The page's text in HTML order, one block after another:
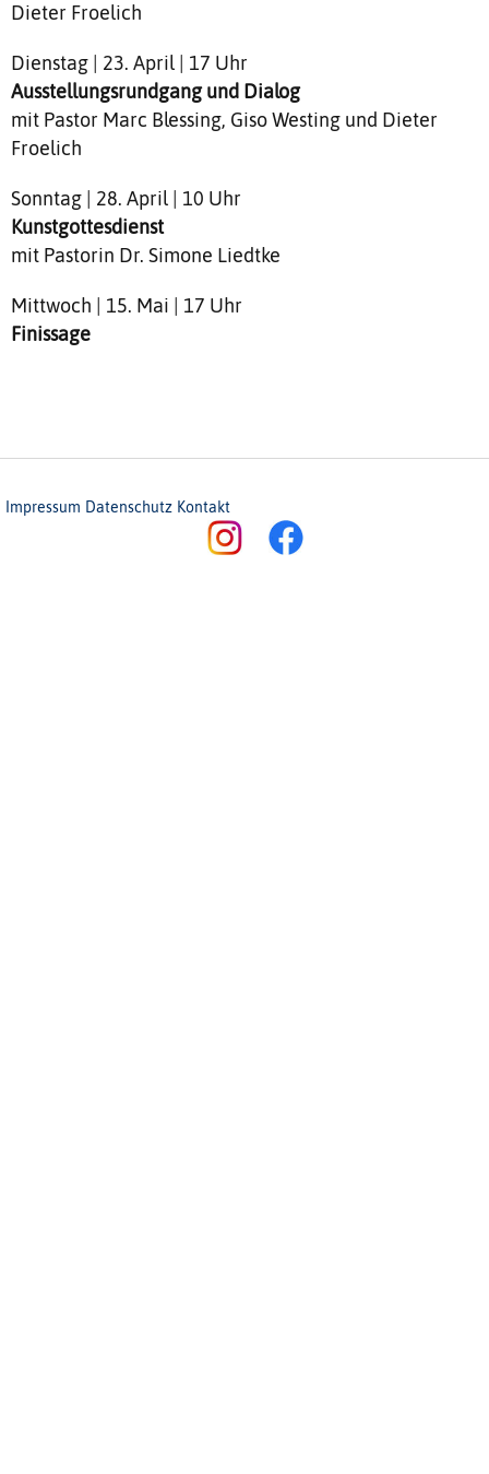
Dieter Froelich
Dienstag | 23. April | 17 Uhr
Ausstellungsrundgang und Dialog
mit Pastor Marc Blessing, Giso Westing und Dieter
Froelich
Sonntag | 28. April | 10 Uhr
Kunstgottesdienst
mit Pastorin Dr. Simone Liedtke
Mittwoch | 15. Mai | 17 Uhr
Finissage
Impressum Datenschutz Kontakt